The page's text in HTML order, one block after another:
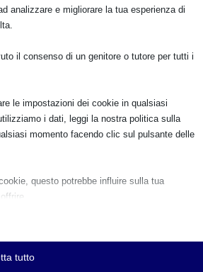
che offrono ascolto, sostegno
sarete i benvenuti!
analizzare e migliorare la tua esperienza di
il consenso di un genitore o tutore per tutti i
le impostazioni dei cookie in qualsiasi
i dati, leggi la nostra politica sulla
momento facendo clic sul pulsante delle
questo potrebbe influire sulla tua
tutto